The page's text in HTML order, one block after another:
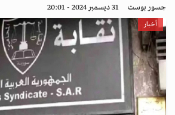
جسور بوست 31 ديسمبر 2024 - 20:01
أخبار